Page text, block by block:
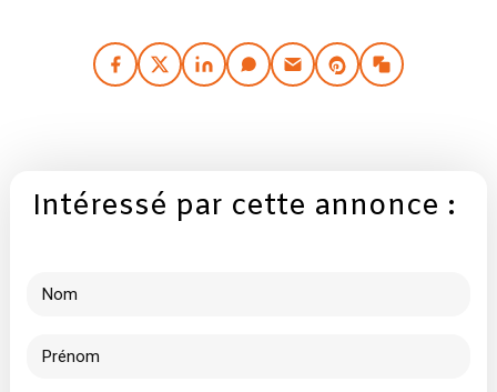
Intéressé par cette annonce :